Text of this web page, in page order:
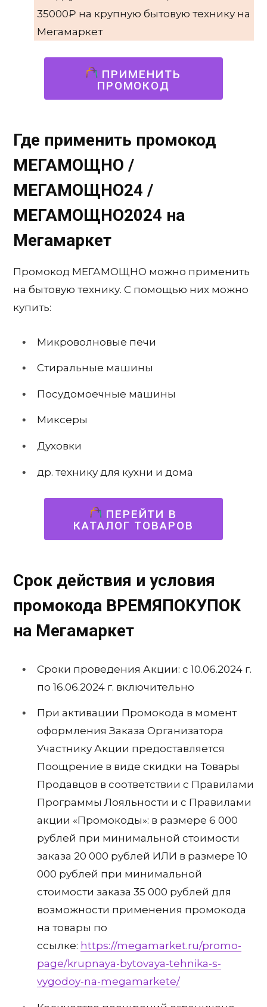
35000₽ на крупную бытовую технику на
Мегамаркет
ПРИМЕНИТЬ
ПРОМОКОД
Где применить промокод
МЕГАМОЩНО /
МЕГАМОЩНО24 /
МЕГАМОЩНО2024 на
Мегамаркет
Промокод МЕГАМОЩНО можно применить
на бытовую технику. С помощью них можно
купить:
Микроволновые печи
Стиральные машины
Посудомоечные машины
Миксеры
Духовки
др. технику для кухни и дома
ПЕРЕЙТИ В
КАТАЛОГ ТОВАРОВ
Срок действия и условия
промокода ВРЕМЯПОКУПОК
на Мегамаркет
Сроки проведения Акции: с 10.06.2024 г.
по 16.06.2024 г. включительно
При активации Промокода в момент
оформления Заказа Организатора
Участнику Акции предоставляется
Поощрение в виде скидки на Товары
Продавцов в соответствии с Правилами
Программы Лояльности и с Правилами
акции «Промокоды»: в размере 6 000
рублей при минимальной стоимости
заказа 20 000 рублей ИЛИ в размере 10
000 рублей при минимальной
стоимости заказа 35 000 рублей для
возможности применения промокода
на товары по
ссылке: https://megamarket.ru/promo-
page/krupnaya-bytovaya-tehnika-s-
vygodoy-na-megamarkete/